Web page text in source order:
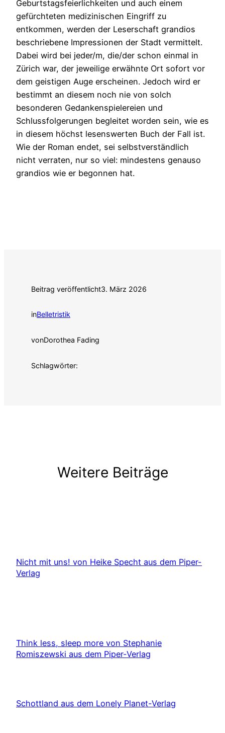
Geburtstagsfeierlichkeiten und auch einem
gefürchteten medizinischen Eingriff zu
entkommen, werden der Leserschaft grandios
beschriebene Impressionen der Stadt vermittelt.
Dabei wird bei jeder/m, die/der schon einmal in
Zürich war, der jeweilige erwähnte Ort sofort vor
dem geistigen Auge erscheinen. Jedoch wird er
bestimmt an diesem noch nie von solch
besonderen Gedankenspielereien und
Schlussfolgerungen begleitet worden sein, wie es
in diesem höchst lesenswerten Buch der Fall ist.
Wie der Roman endet, sei selbstverständlich
nicht verraten, nur so viel: mindestens genauso
grandios wie er begonnen hat.
Beitrag veröffentlicht3. März 2026
inBelletristik
vonDorothea Fading
Schlagwörter:
Weitere Beiträge
Nicht mit uns! von Heike Specht aus dem Piper-
Verlag
Think less, sleep more von Stephanie
Romiszewski aus dem Piper-Verlag
Schottland aus dem Lonely Planet-Verlag